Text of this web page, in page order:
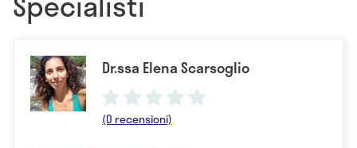
Dr.ssa Elena Scarsoglio
(0 recensioni)